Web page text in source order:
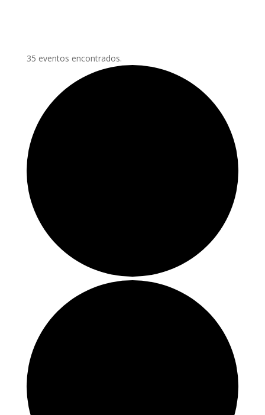
35 eventos encontrados.